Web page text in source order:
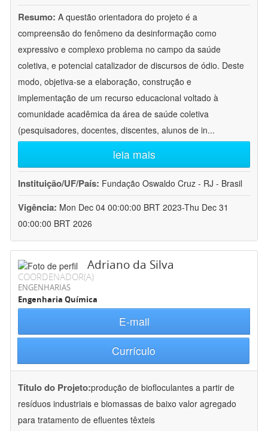
Resumo: A questão orientadora do projeto é a
compreensão do fenômeno da desinformação como
expressivo e complexo problema no campo da saúde
coletiva, e potencial catalizador de discursos de ódio. Deste
modo, objetiva-se a elaboração, construção e
implementação de um recurso educacional voltado à
comunidade acadêmica da área de saúde coletiva
(pesquisadores, docentes, discentes, alunos de in...
leia mais
Instituição/UF/País: Fundação Oswaldo Cruz - RJ - Brasil
Vigência: Mon Dec 04 00:00:00 BRT 2023-Thu Dec 31
00:00:00 BRT 2026
Adriano da Silva
COORDENADOR(A)
ENGENHARIAS
Engenharia Química
E-mail
Currículo
Título do Projeto:produção de biofloculantes a partir de
resíduos industriais e biomassas de baixo valor agregado
para tratamento de efluentes têxteis